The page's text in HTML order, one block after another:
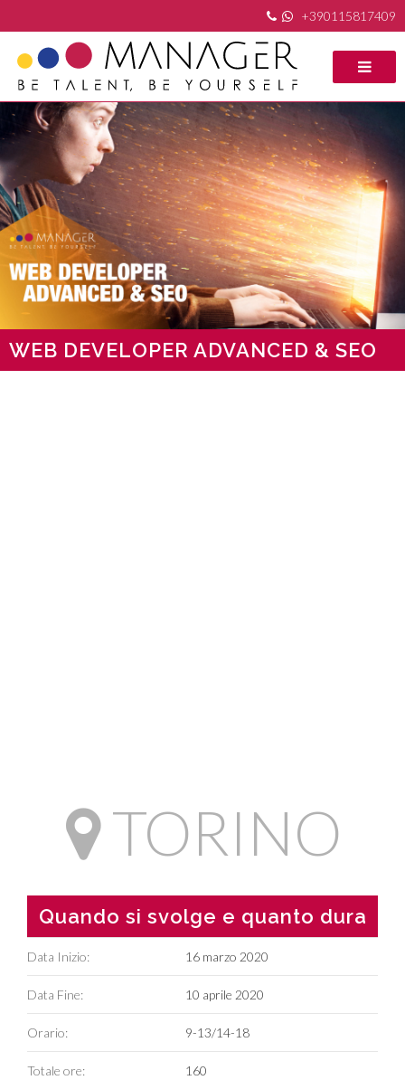
+390115817409
WEB DEVELOPER ADVANCED & SEO
TORINO
Quando si svolge e quanto dura
Data Inizio: 16 marzo 2020
Data Fine: 10 aprile 2020
Orario: 9-13/14-18
Totale ore: 160